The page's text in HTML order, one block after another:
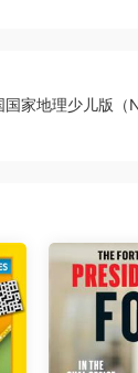
国家地理少儿版